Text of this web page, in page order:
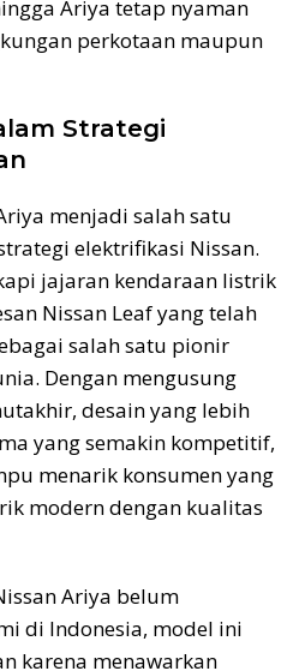
Ariya tetap nyaman
perkotaan maupun
Strategi
menjadi salah satu
elektrifikasi Nissan.
jajaran kendaraan listrik
Nissan Leaf yang telah
salah satu pionir
Dengan mengusung
desain yang lebih
yang semakin kompetitif,
menarik konsumen yang
modern dengan kualitas
Ariya belum
di Indonesia, model ini
karena menawarkan